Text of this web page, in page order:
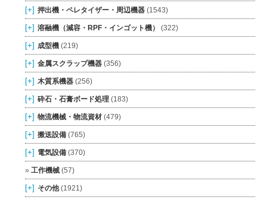
[+] 押出機・ペレタイザー・周辺機器 (1543)
[+] 溶融機（減容・RPF・インゴット機） (322)
[+] 成型機 (219)
[+] 金属スクラップ機器 (356)
[+] 木質系機器 (256)
[+] 砕石・石膏ボード処理 (183)
[+] 物流機械・物流資材 (479)
[+] 搬送設備 (765)
[+] 電気設備 (370)
工作機械 (57)
[+] その他(1921)